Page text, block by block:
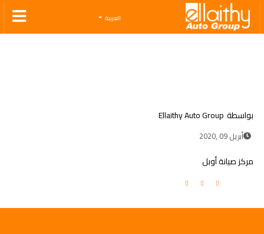
Ellaithy Auto Group
العربية
بواسطة Ellaithy Auto Group
أبريل 09 ,2020
مركز صيانة أوبل